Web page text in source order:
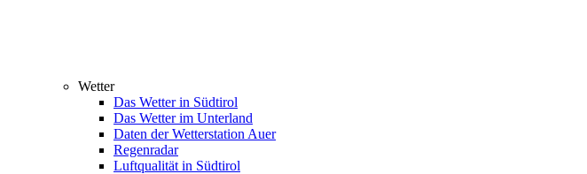
Wetter
Das Wetter in Südtirol
Das Wetter im Unterland
Daten der Wetterstation Auer
Regenradar
Luftqualität in Südtirol